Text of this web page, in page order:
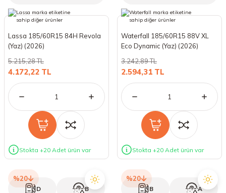
Lassa 185/60R15 84H Revola
(Yaz) (2026)
4.172,22 TL
5.215,28 TL
Stokta +20 Adet ürün var
Waterfall 185/60R15 88V XL
Eco Dynamic (Yaz) (2026)
2.594,31 TL
3.242,89 TL
Stokta +20 Adet ürün var
%20
D B
%20
B A